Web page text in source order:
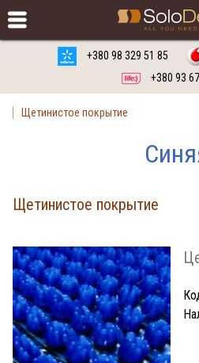
Русский язык
+380 98 329 51 85
+380 93
Щетинистое покрытие
Щетинистое покрытие